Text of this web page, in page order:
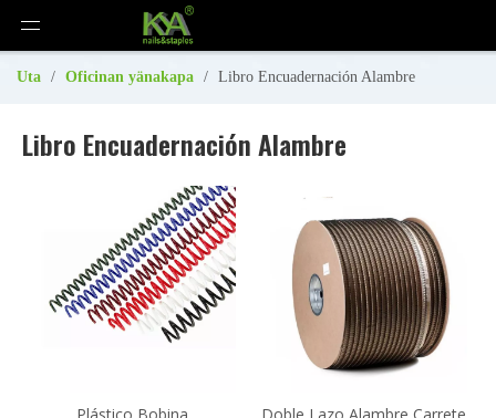
Uta / Oficinan yänakapa / Libro Encuadernación Alambre
Libro Encuadernación Alambre